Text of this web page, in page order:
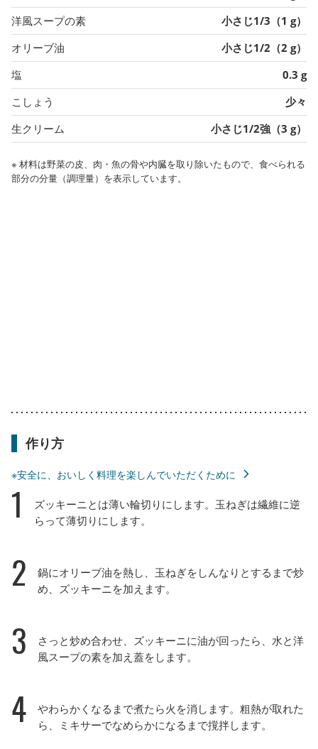
洋風スープの素
小さじ1/3（1 g）
オリーブ油
小さじ1/2（2 g）
塩
0.3 g
こしょう
少々
生クリーム
小さじ1/2強（3 g）
※ 材料は野菜の皮、肉・魚の骨や内臓を取り除いたもので、食べられる
部分の分量（調理量）を表示しています。
作り方
※安全に、おいしく料理を楽しんでいただくために
1
ズッキーニとは薄い輪切りにします。玉ねぎは繊維に逆
らって薄切りにします。
2
鍋にオリーブ油を熱し、玉ねぎをしんなりとするまで炒
め、ズッキーニを加えます。
3
さっと炒め合わせ、ズッキーニに油が回ったら、水と洋
風スープの素を加え蓋をします。
4
やわらかくなるまで煮たら火を消します。粗熱が取れた
ら、ミキサーでなめらかになるまで撹拌します。